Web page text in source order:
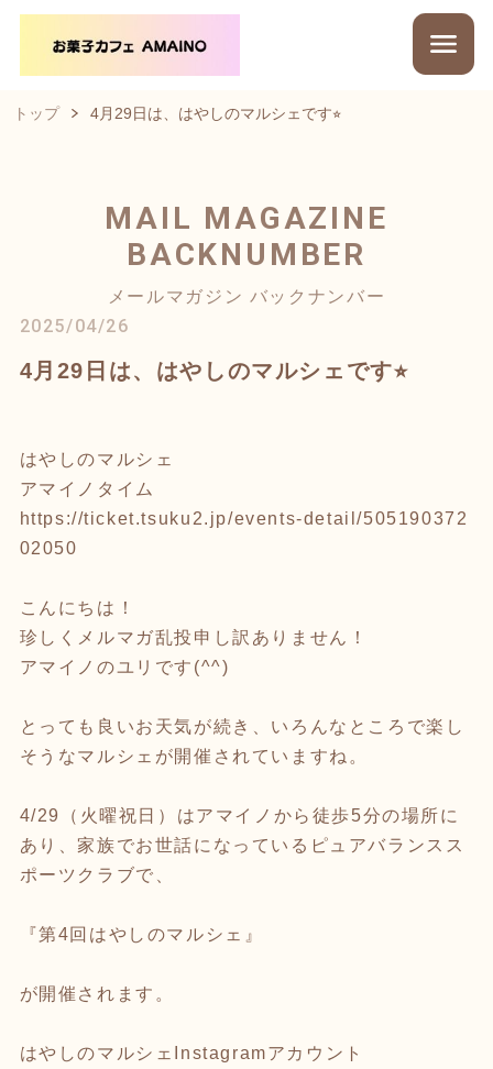
トップ 4月29日は、はやしのマルシェです⭐︎
MAIL MAGAZINE
BACKNUMBER
メールマガジン バックナンバー
2025/04/26
4月29日は、はやしのマルシェです⭐︎
はやしのマルシェ
アマイノタイム
https://ticket.tsuku2.jp/events-detail/505190372
02050
こんにちは！
珍しくメルマガ乱投申し訳ありません！
アマイノのユリです(^^)
とっても良いお天気が続き、いろんなところで楽し
そうなマルシェが開催されていますね。
4/29（火曜祝日）はアマイノから徒歩5分の場所に
あり、家族でお世話になっているピュアバランスス
ポーツクラブで、
『第4回はやしのマルシェ』
が開催されます。
はやしのマルシェInstagramアカウント